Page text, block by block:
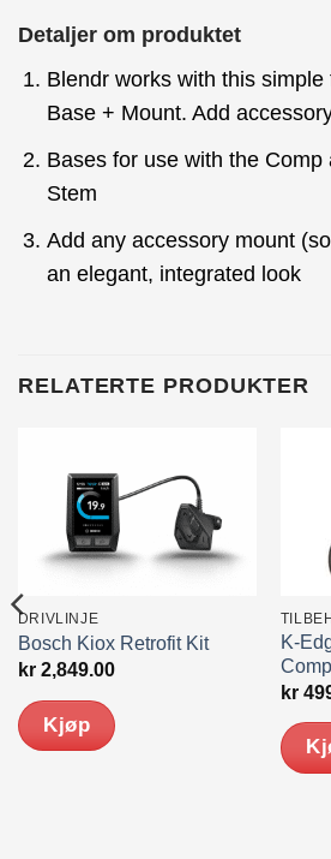
Detaljer om produktet
Blendr works with this
Base + Mount. Add
Bases for use with the Comp
Stem
Add any accessory mount
an elegant, integrated look
RELATERTE PRODUKTER
DRIVLINJE
Bosch Kiox Retrofit Kit
kr2,849.00
Kjøp
K-
kr